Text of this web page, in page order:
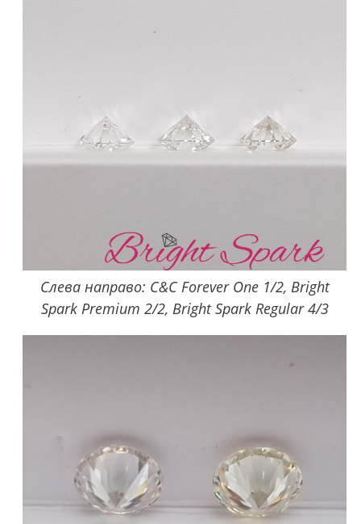
Слева направо: C&C Forever One 1/2, Bright
Spark Premium 2/2, Bright Spark Regular 4/3